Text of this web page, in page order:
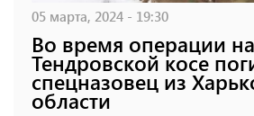
05 марта, 2024 - 19:30
Во время операции на
Тендровской косе
спецназовец из
области